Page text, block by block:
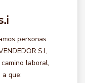
personas
S.I,
laboral,
que: